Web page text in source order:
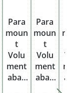
Para
moun
t
Volu
ment
abak
Para
moun
t
Volu
ment
abak